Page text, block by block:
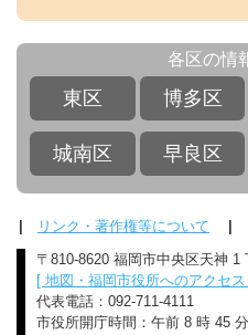
各区の情
東区 博多区
城南区 早良区
リンク・著作権等について
〒810-8620 福岡市中央区天神 1
[ 地図・福岡市役所へのアクセス
代表電話：092-711-4111
市役所開庁時間：午前 8 時 45